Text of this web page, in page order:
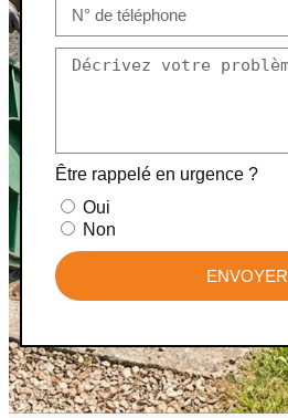
Être rappelé en urgence ?
Oui
Non
ENVOYER